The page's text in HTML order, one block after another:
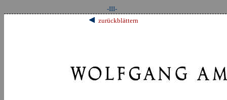
zurückblättern
-III-